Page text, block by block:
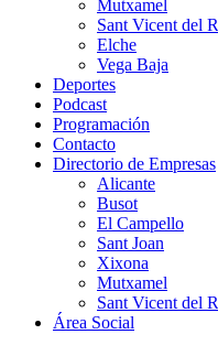
Mutxamel
Sant Vicent del
Elche
Vega Baja
Deportes
Podcast
Programación
Contacto
Directorio de Empresas
Alicante
Busot
El Campello
Sant Joan
Xixona
Mutxamel
Sant Vicent del
Área Social